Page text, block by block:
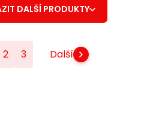
DALŠÍ PRODUKTY
2 3 Další